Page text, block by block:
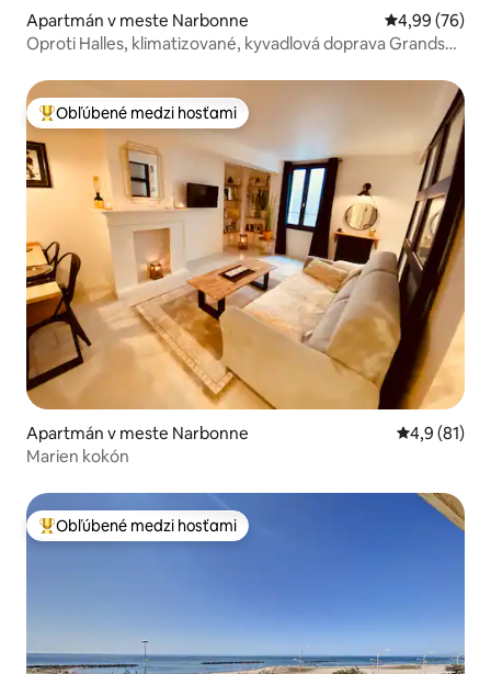
Apartmán v meste Narbonne Priemerné
4,99 (76)
Oproti Halles, klimatizované, kyvadlová doprava Grands
Najobľúbenejšie medzi hosťami
Obľúbené medzi hosťami
Apartmán v meste Narbonne Priemerné
4,9 (81)
Marien kokón
Najobľúbenejšie medzi hosťami
Obľúbené medzi hosťami